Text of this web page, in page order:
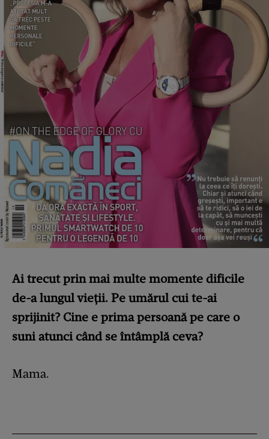
Ai trecut prin mai multe momente dificile
de-a lungul vieții. Pe umărul cui te-ai
sprijinit? Cine e prima persoană pe care o
suni atunci când se întâmplă ceva?
Mama.